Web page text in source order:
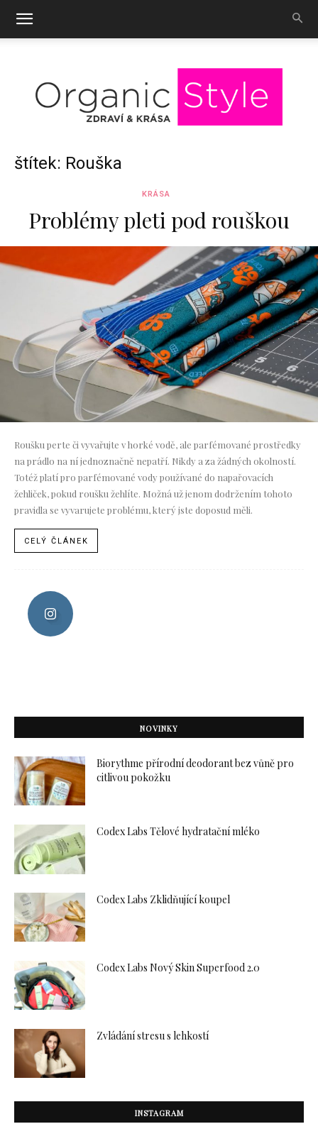
štítek: Rouška
KRÁSA
Problémy pleti pod rouškou
Roušku perte či vyvařujte v horké vodě, ale parfémované prostředky
na prádlo na ní jednoznačně nepatří. Nikdy a za žádných okolností.
Totéž platí pro parfémované vody používané do napařovacích
žehliček, pokud roušku žehlíte. Možná už jenom dodržením tohoto
pravidla se vyvarujete problému, který jste doposud měli.
CELÝ ČLÁNEK
NOVINKY
Biorythme přírodní deodorant bez vůně pro
citlivou pokožku
Codex Labs Tělové hydratační mléko
Codex Labs Zklidňující koupel
Codex Labs Nový Skin Superfood 2.0
Zvládání stresu s lehkostí
INSTAGRAM